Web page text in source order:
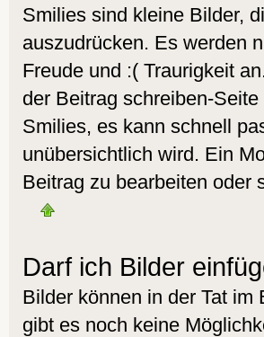
Smilies sind kleine Bilder,
auszudrücken. Es werden
Freude und :( Traurigkeit
der Beitrag schreiben-
Smilies, es kann schnell
unübersichtlich wird. Ein
Beitrag zu bearbeiten oder
Darf ich Bilder
Bilder können in der Tat
gibt es noch keine